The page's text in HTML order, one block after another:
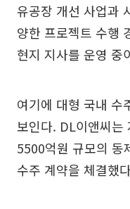
유공장 개선 사업과
양한 프로젝트 수행
현지 지사를 운영 중
여기에 대형 국내 수
보인다. DL이앤씨는
5500억원 규모의 동
수주 계약을 체결했